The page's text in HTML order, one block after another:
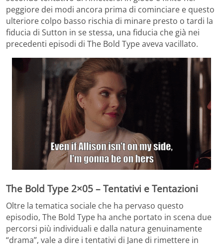
peggiore dei modi ancora prima di cominciare e questo
ulteriore colpo basso rischia di minare presto o tardi la
fiducia di Sutton in se stessa, una fiducia che già nei
precedenti episodi di The Bold Type aveva vacillato.
The Bold Type 2×05 – Tentativi e Tentazioni
Oltre la tematica sociale che ha pervaso questo
episodio, The Bold Type ha anche portato in scena due
percorsi più individuali e dalla natura genuinamente
“drama”, vale a dire i tentativi di Jane di rimettere in